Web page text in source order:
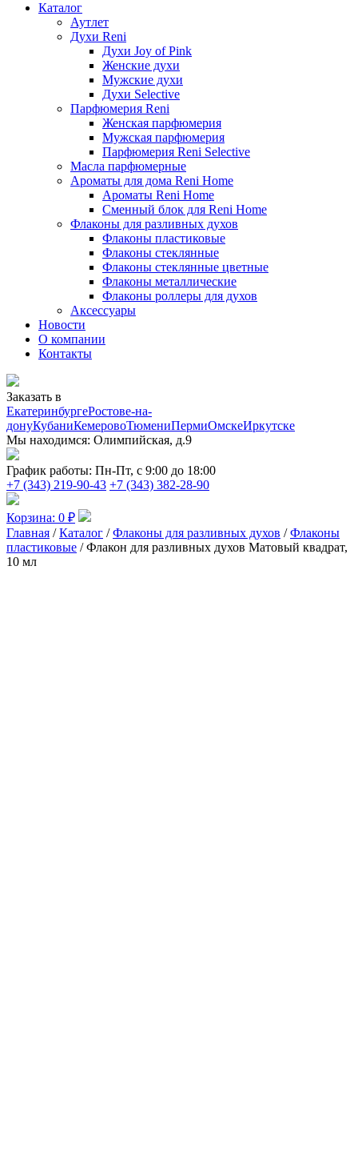
Каталог
Аутлет
Духи Reni
Духи Joy of Pink
Женские духи
Мужские духи
Духи Selective
Парфюмерия Reni
Женская парфюмерия
Мужская парфюмерия
Парфюмерия Reni Selective
Масла парфюмерные
Ароматы для дома Reni Home
Ароматы Reni Home
Сменный блок для Reni Home
Флаконы для разливных духов
Флаконы пластиковые
Флаконы стеклянные
Флаконы стеклянные цветные
Флаконы металлические
Флаконы роллеры для духов
Аксессуары
Новости
О компании
Контакты
Заказать в
ЕкатеринбургеРостове-на-
донуКубаниКемеровоТюмениПермиОмскеИркутске
Мы находимся: Олимпийская, д.9
График работы: Пн-Пт, с 9:00 до 18:00
+7 (343) 219-90-43 +7 (343) 382-28-90
Корзина: 0 ₽
Главная /Каталог /Флаконы для разливных духов /Флаконы
пластиковые / Флакон для разливных духов Матовый квадрат,
10 мл